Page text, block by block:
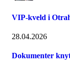
VIP-kveld i
28.04.2026
Dokumenter